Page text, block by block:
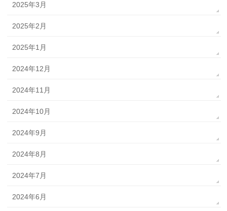
2025年3月
2025年2月
2025年1月
2024年12月
2024年11月
2024年10月
2024年9月
2024年8月
2024年7月
2024年6月